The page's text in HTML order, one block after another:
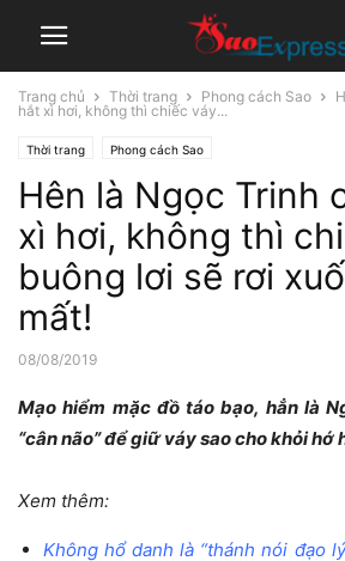
Trang chủ Thời trang Phong cách Sao
hắt xì hơi, không thì chiếc váy...
Thời trang Phong cách Sao
Hên là Ngọc Trinh
xì hơi, không thì
buông lơi sẽ rơi
mất!
08/08/2019
Mạo hiểm mặc đồ táo bạo, hẳn là
“cân não” để giữ váy sao cho khỏi hớ
Xem thêm:
Không hổ danh là “thánh nói đạo